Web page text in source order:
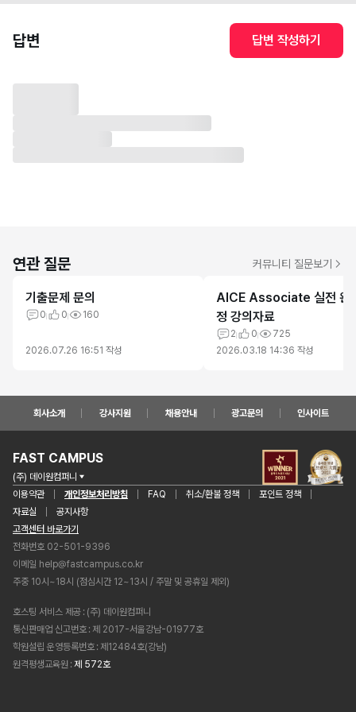
답변 답변 작성하기
연관 질문 커뮤니티 질문보기
기출문제 문의
0 0 160
2026.07.26 16:51 작성
AICE Associate 실전 완
정 강의자료
2 0
725
2026.03.18 14:36 작성
회사소개 강사지원 채용안내 광고문의 인사이트
FAST CAMPUS
(주) 데이원컴퍼니
이용약관
개인정보처리방침 FAQ 취소/환불 정책
포인트 정책
자료실
공지사항
고객센터 바로가기
전화번호 02-501-9396
이메일 help@fastcampus.co.kr
주중 10시~18시 (점심시간 12~13시 / 주말 및 공휴일 제외)
호스팅 서비스 제공 (주) 데이원컴퍼니
통신판매업 신고번호 제 2017-서울강남-01977호
학원설립 운영등록번호 제12484호(강남)
원격평생교육원 제 572호